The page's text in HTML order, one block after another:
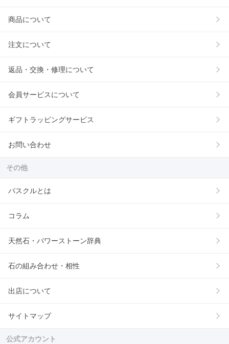
商品について
注文について
返品・交換・修理について
会員サービスについて
ギフトラッピングサービス
お問い合わせ
その他
パスクルとは
コラム
天然石・パワーストーン辞典
石の組み合わせ・相性
出店について
サイトマップ
公式アカウント